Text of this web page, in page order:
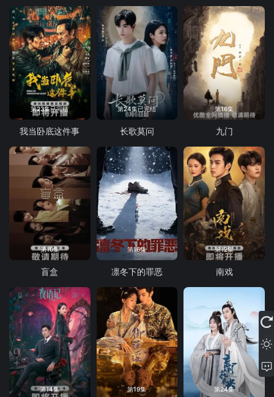
第23集已完结
我当卧底这件事
第24集已完结
长歌莫问
第16集
九门
第10集
盲盒
第16集
凛冬下的罪恶
第12集
南戏
第14集 第19集 第24集